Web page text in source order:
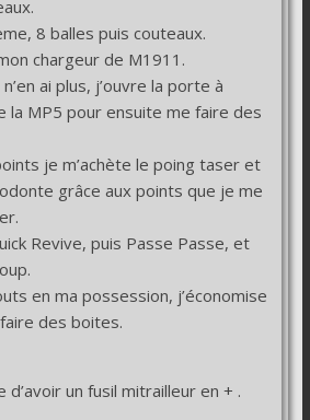
8 balles puis couteaux.
chargeur de M1911.
ai plus, j’ouvre la porte à
la MP5 pour ensuite me faire des
je m’achète le poing taser et
grâce aux points que je me
Revive, puis Passe Passe, et
en ma possession, j’économise
des boites.
d’avoir un fusil mitrailleur en + .